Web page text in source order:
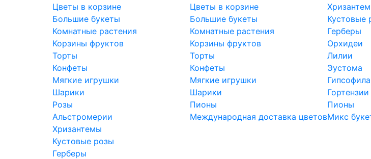
Цветы в корзине
Большие букеты
Комнатные растения
Корзины фруктов
Торты
Конфеты
Мягкие игрушки
Шарики
Розы
Альстромерии
Хризантемы
Кустовые розы
Герберы
Цветы в корзине
Большие букеты
Комнатные растения
Корзины фруктов
Торты
Конфеты
Мягкие игрушки
Шарики
Пионы
Международная доставка цветов
Кустовые
Герберы
Орхидеи
Лилии
Эустома
Гипсофила
Гортензии
Пионы
Микс